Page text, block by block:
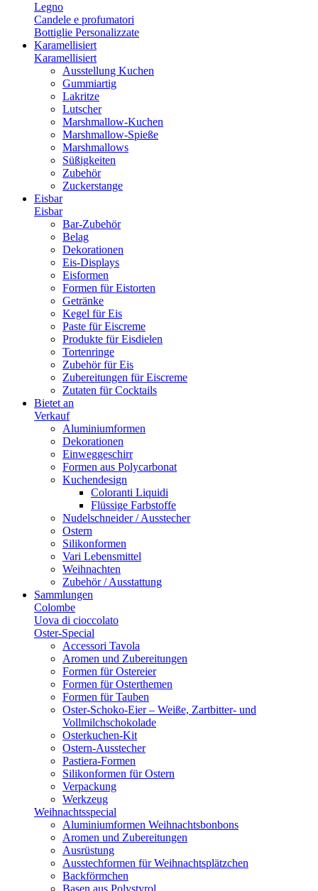
Legno
Candele e profumatori
Bottiglie Personalizzate
Karamellisiert
Karamellisiert
Ausstellung Kuchen
Gummiartig
Lakritze
Lutscher
Marshmallow-Kuchen
Marshmallow-Spieße
Marshmallows
Süßigkeiten
Zubehör
Zuckerstange
Eisbar
Eisbar
Bar-Zubehör
Belag
Dekorationen
Eis-Displays
Eisformen
Formen für Eistorten
Getränke
Kegel für Eis
Paste für Eiscreme
Produkte für Eisdielen
Tortenringe
Zubehör für Eis
Zubereitungen für Eiscreme
Zutaten für Cocktails
Bietet an
Verkauf
Aluminiumformen
Dekorationen
Einweggeschirr
Formen aus Polycarbonat
Kuchendesign
Coloranti Liquidi
Flüssige Farbstoffe
Nudelschneider / Ausstecher
Ostern
Silikonformen
Vari Lebensmittel
Weihnachten
Zubehör / Ausstattung
Sammlungen
Colombe
Uova di cioccolato
Oster-Special
Accessori Tavola
Aromen und Zubereitungen
Formen für Ostereier
Formen für Osterthemen
Formen für Tauben
Oster-Schoko-Eier – Weiße, Zartbitter- und
Vollmilchschokolade
Osterkuchen-Kit
Ostern-Ausstecher
Pastiera-Formen
Silikonformen für Ostern
Verpackung
Werkzeug
Weihnachtsspecial
Aluminiumformen Weihnachtsbonbons
Aromen und Zubereitungen
Ausrüstung
Ausstechformen für Weihnachtsplätzchen
Backförmchen
Basen aus Polystyrol